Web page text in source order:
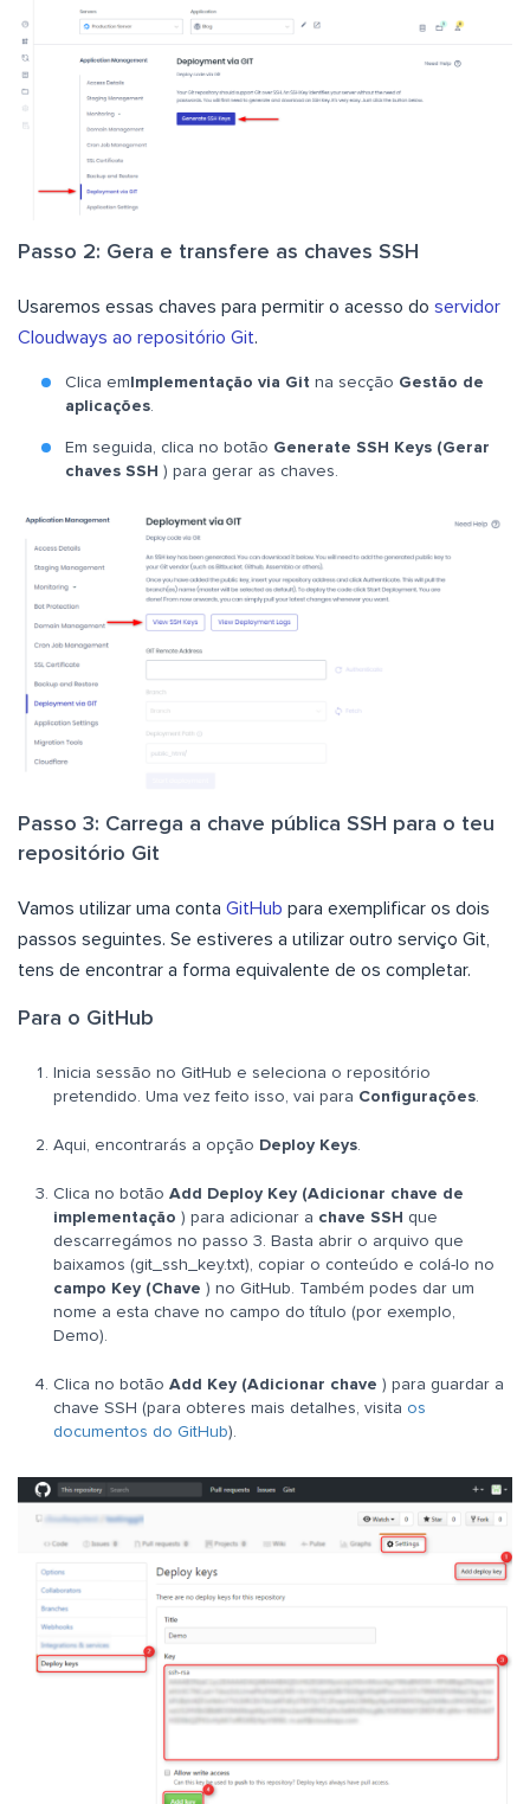
Passo 2: Gera e transfere as chaves SSH
Usaremos essas chaves para permitir o acesso do servidor
Cloudways ao repositório Git.
Clica em Implementação via Git na secção Gestão de
aplicações.
Em seguida, clica no botão Generate SSH Keys (Gerar
chaves SSH ) para gerar as chaves.
Passo 3: Carrega a chave pública SSH para o teu
repositório Git
Vamos utilizar uma conta GitHub para exemplificar os dois
passos seguintes. Se estiveres a utilizar outro serviço Git,
tens de encontrar a forma equivalente de os completar.
Para o GitHub
Inicia sessão no GitHub e seleciona o repositório
pretendido. Uma vez feito isso, vai para Configurações.
Aqui, encontrarás a opção Deploy Keys.
Clica no botão Add Deploy Key (Adicionar chave de
implementação ) para adicionar a chave SSH que
descarregámos no passo 3. Basta abrir o arquivo que
baixamos (git_ssh_key.txt), copiar o conteúdo e colá-lo no
campo Key (Chave ) no GitHub. Também podes dar um
nome a esta chave no campo do título (por exemplo,
Demo).
Clica no botão Add Key (Adicionar chave ) para guardar a
chave SSH (para obteres mais detalhes, visita os
documentos do GitHub).